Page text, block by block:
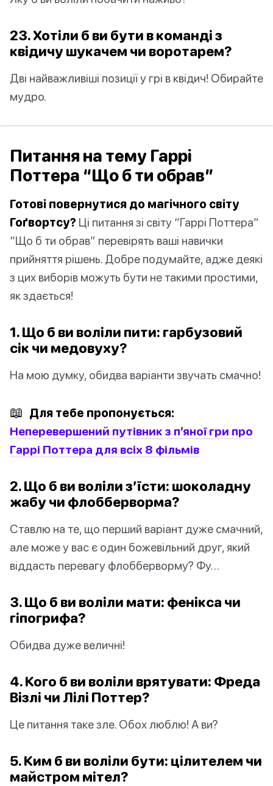
23. Хотіли б ви бути в команді з
квідичу шукачем чи воротарем?
Дві найважливіші позиції у грі в квідич! Обирайте
мудро.
Питання на тему Гаррі
Поттера “Що б ти обрав”
Готові повернутися до магічного світу
Гоґвортсу? Ці питання зі світу “Гаррі Поттера”
“Що б ти обрав” перевірять ваші навички
прийняття рішень. Добре подумайте, адже деякі
з цих виборів можуть бути не такими простими,
як здається!
1. Що б ви воліли пити: гарбузовий
сік чи медовуху?
На мою думку, обидва варіанти звучать смачно!
📖 Для тебе пропонується:
Неперевершений путівник з п’яної гри про
Гаррі Поттера для всіх 8 фільмів
2. Що б ви воліли з’їсти: шоколадну
жабу чи флобберворма?
Ставлю на те, що перший варіант дуже смачний,
але може у вас є один божевільний друг, який
віддасть перевагу флобберворму? Фу…
3. Що б ви воліли мати: фенікса чи
гіпогрифа?
Обидва дуже величні!
4. Кого б ви воліли врятувати: Фреда
Візлі чи Лілі Поттер?
Це питання таке зле. Обох люблю! А ви?
5. Ким б ви воліли бути: цілителем чи
майстром мітел?